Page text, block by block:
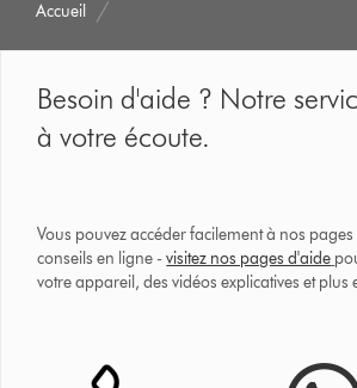
Accueil
Besoin d'aide ? Notre
à votre écoute.
Vous pouvez accéder facilement à nos
conseils en ligne -visitez nos pages d'aide
votre appareil, des vidéos explicatives et plus